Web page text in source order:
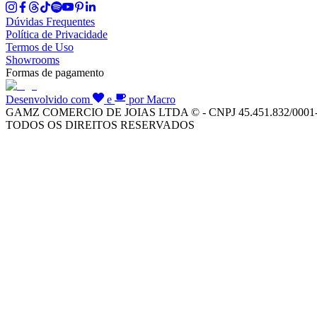
Dúvidas Frequentes
Política de Privacidade
Termos de Uso
Showrooms
Formas de pagamento
Desenvolvido com e
por Macro
GAMZ COMERCIO DE JOIAS LTDA © - CNPJ 45.451.832/
TODOS OS DIREITOS RESERVADOS